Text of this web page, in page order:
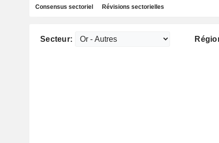
Consensus sectoriel Révisions sectorielles
Secteur: